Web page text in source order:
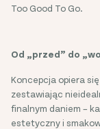
Too Good To Go.
Od „przed” do
Koncepcja opiera
zestawiając
finalnym daniem –
estetyczny i